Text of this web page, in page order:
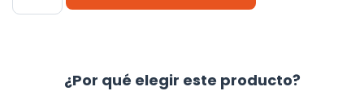
¿Por qué elegir este producto?